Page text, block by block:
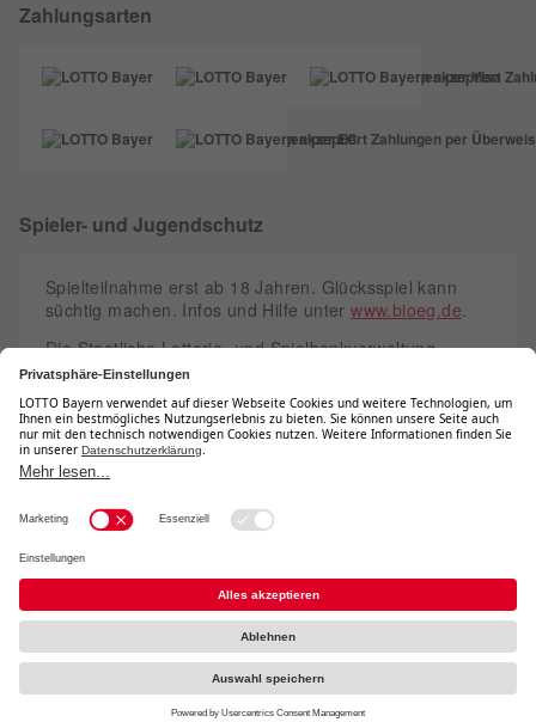
Zahlungsarten
Spieler- und Jugendschutz
Spielteilnahme erst ab 18 Jahren. Glücksspiel kann
süchtig machen. Infos und Hilfe unterwww.bioeg.de.
Die Staatliche Lotterie- und Spielbankverwaltung
verfügt über eine Erlaubnis der zuständigen
Glücksspielaufsichtsbehörde und steht unter deren
Aufsicht.
Teilnahmebedingungen